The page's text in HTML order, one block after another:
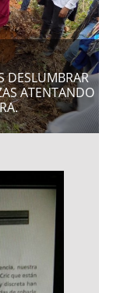
DESLUMBRAR
ATENTANDO